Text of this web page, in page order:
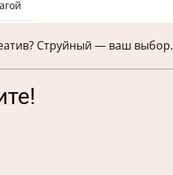
Струйный — ваш выбор.